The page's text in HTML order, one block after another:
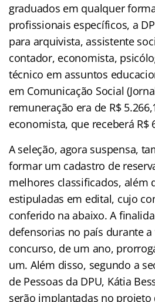
graduados em qualquer
profissionais específicos, a
para arquivista, assistente
contador, economista,
técnico em assuntos
em Comunicação Social
remuneração era de R$
economista, que receberá R$
A seleção, agora suspensa,
formar um cadastro de
melhores classificados, além
estipuladas em edital, cujo
conferido na abaixo. A
defensorias no país durante
concurso, de um ano,
um. Além disso, segundo a
de Pessoas da DPU, Kátia
serão implantadas no projeto